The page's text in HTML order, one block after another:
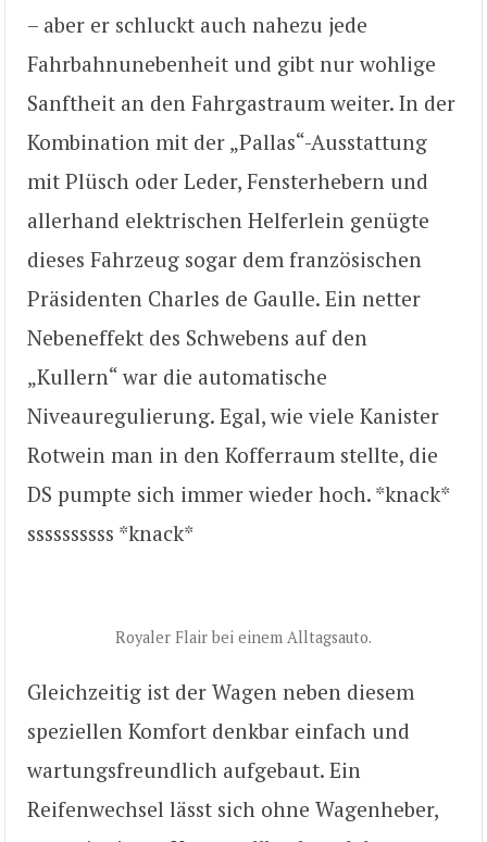
– aber er schluckt auch nahezu jede
Fahrbahnunebenheit und gibt nur wohlige
Sanftheit an den Fahrgastraum weiter. In der
Kombination mit der „Pallas“-Ausstattung
mit Plüsch oder Leder, Fensterhebern und
allerhand elektrischen Helferlein genügte
dieses Fahrzeug sogar dem französischen
Präsidenten Charles de Gaulle. Ein netter
Nebeneffekt des Schwebens auf den
„Kullern“ war die automatische
Niveauregulierung. Egal, wie viele Kanister
Rotwein man in den Kofferraum stellte, die
DS pumpte sich immer wieder hoch. *knack*
ssssssssss *knack*
Royaler Flair bei einem Alltagsauto.
Gleichzeitig ist der Wagen neben diesem
speziellen Komfort denkbar einfach und
wartungsfreundlich aufgebaut. Ein
Reifenwechsel lässt sich ohne Wagenheber,